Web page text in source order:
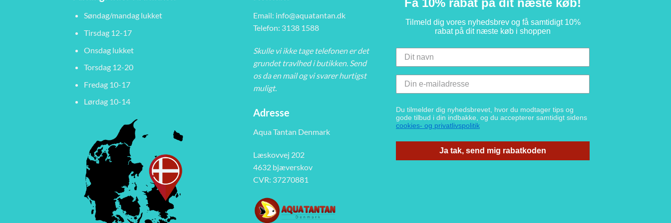
Søndag/mandag lukket
Tirsdag 12-17
Onsdag lukket
Torsdag 12-20
Fredag 10-17
Lørdag 10-14
Email: info@aquatantan.dk
Telefon: 3138 1588
Skulle vi ikke tage telefonen er det
grundet travlhed i butikken. Send
os da en mail og vi svarer hurtigst
muligt.
Adresse
Aqua Tantan Denmark
Læskovvej 202
4632 bjæverskov
CVR: 37270881
Få 10% rabat på dit næste køb!
Tilmeld dig vores nyhedsbrev og få samtidigt 10%
rabat på dit næste køb i shoppen
Du tilmelder dig nyhedsbrevet, hvor du modtager tips og
gode tilbud i din indbakke, og du accepterer samtidigt sidens
cookies- og privatlivspolitik
Ja tak, send mig rabatkoden